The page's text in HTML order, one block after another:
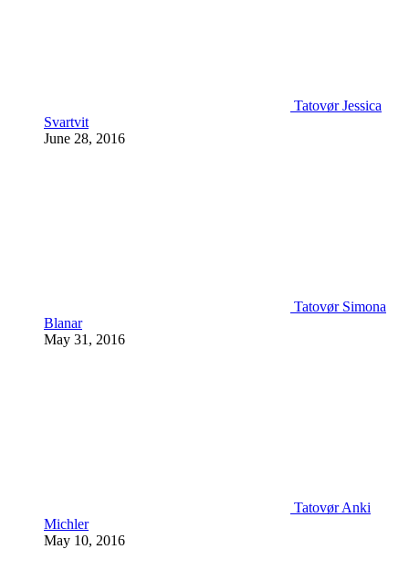
Tatovør Jessica
Svartvit
June 28, 2016
Tatovør Simona
Blanar
May 31, 2016
Tatovør Anki
Michler
May 10, 2016